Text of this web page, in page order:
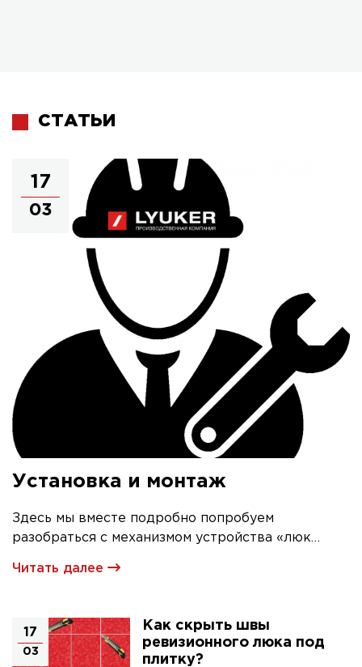
СТАТЬИ
17
03
Установка и монтаж
Здесь мы вместе подробно попробуем
разобраться с механизмом устройства «люк
Читать далее
17
03
Как скрыть швы
ревизионного люка под
плитку?